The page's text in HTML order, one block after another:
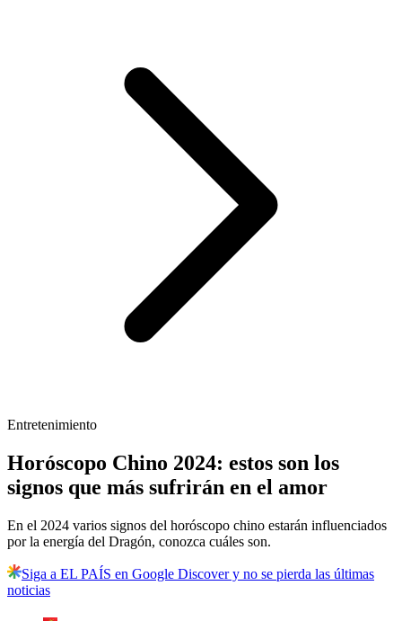
Entretenimiento
Horóscopo Chino 2024: estos son los
signos que más sufrirán en el amor
En el 2024 varios signos del horóscopo chino estarán influenciados
por la energía del Dragón, conozca cuáles son.
Siga a EL PAÍS en Google Discover y no se pierda las últimas
noticias